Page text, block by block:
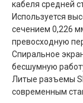
кабеля средней
Используется
сечением 0,226
превосходную
Спиральное
бесшумную
Литые разъемы
современным